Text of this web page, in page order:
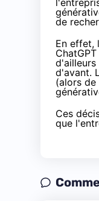
de
En effet,
d'avant.
(alors de
Ces
que